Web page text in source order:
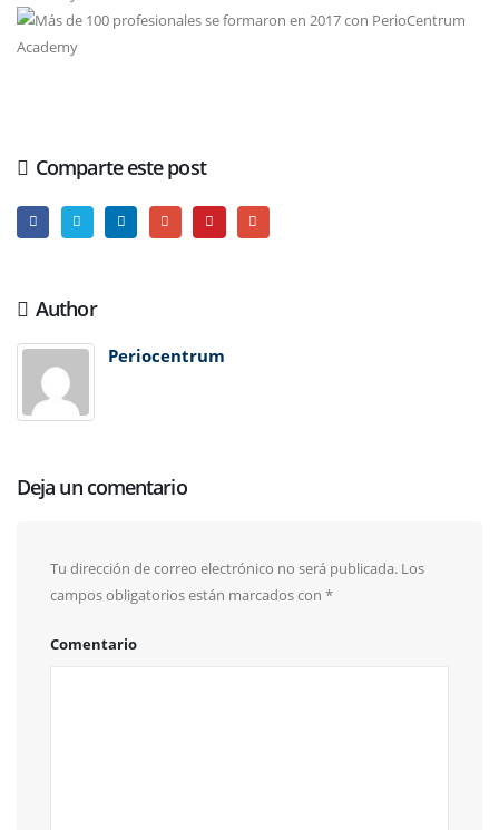
Comparte este post
Author
Periocentrum
Deja un comentario
Tu dirección de correo electrónico no será publicada. Los
campos obligatorios están marcados con *
Comentario